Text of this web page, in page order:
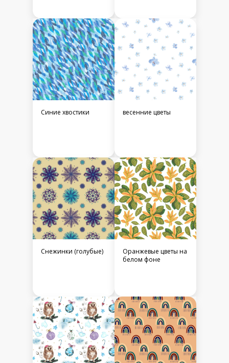
Синие хвостики весенние цветы
Снежинки (голубые)
Оранжевые цветы на
белом фоне